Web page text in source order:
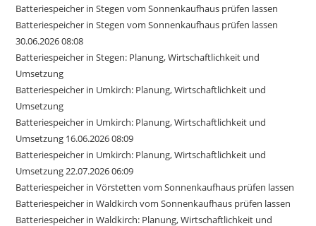
Batteriespeicher in Stegen vom Sonnenkaufhaus prüfen lassen
Batteriespeicher in Stegen vom Sonnenkaufhaus prüfen lassen
30.06.2026 08:08
Batteriespeicher in Stegen: Planung, Wirtschaftlichkeit und
Umsetzung
Batteriespeicher in Umkirch: Planung, Wirtschaftlichkeit und
Umsetzung
Batteriespeicher in Umkirch: Planung, Wirtschaftlichkeit und
Umsetzung 16.06.2026 08:09
Batteriespeicher in Umkirch: Planung, Wirtschaftlichkeit und
Umsetzung 22.07.2026 06:09
Batteriespeicher in Vörstetten vom Sonnenkaufhaus prüfen lassen
Batteriespeicher in Waldkirch vom Sonnenkaufhaus prüfen lassen
Batteriespeicher in Waldkirch: Planung, Wirtschaftlichkeit und